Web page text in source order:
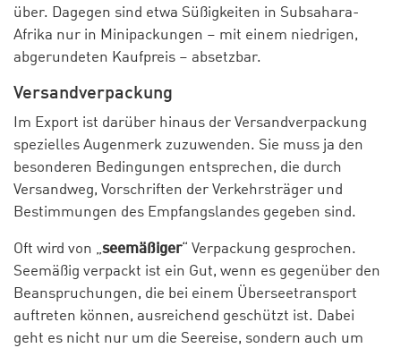
über. Dagegen sind etwa Süßigkeiten in Subsahara-
Afrika nur in Minipackungen – mit einem niedrigen,
abgerundeten Kaufpreis – absetzbar.
Versandverpackung
Im Export ist darüber hinaus der Versandverpackung
spezielles Augenmerk zuzuwenden. Sie muss ja den
besonderen Bedingungen entsprechen, die durch
Versandweg, Vorschriften der Verkehrsträger und
Bestimmungen des Empfangslandes gegeben sind.
Oft wird von „seemäßiger“ Verpackung gesprochen.
Seemäßig verpackt ist ein Gut, wenn es gegenüber den
Beanspruchungen, die bei einem Überseetransport
auftreten können, ausreichend geschützt ist. Dabei
geht es nicht nur um die Seereise, sondern auch um